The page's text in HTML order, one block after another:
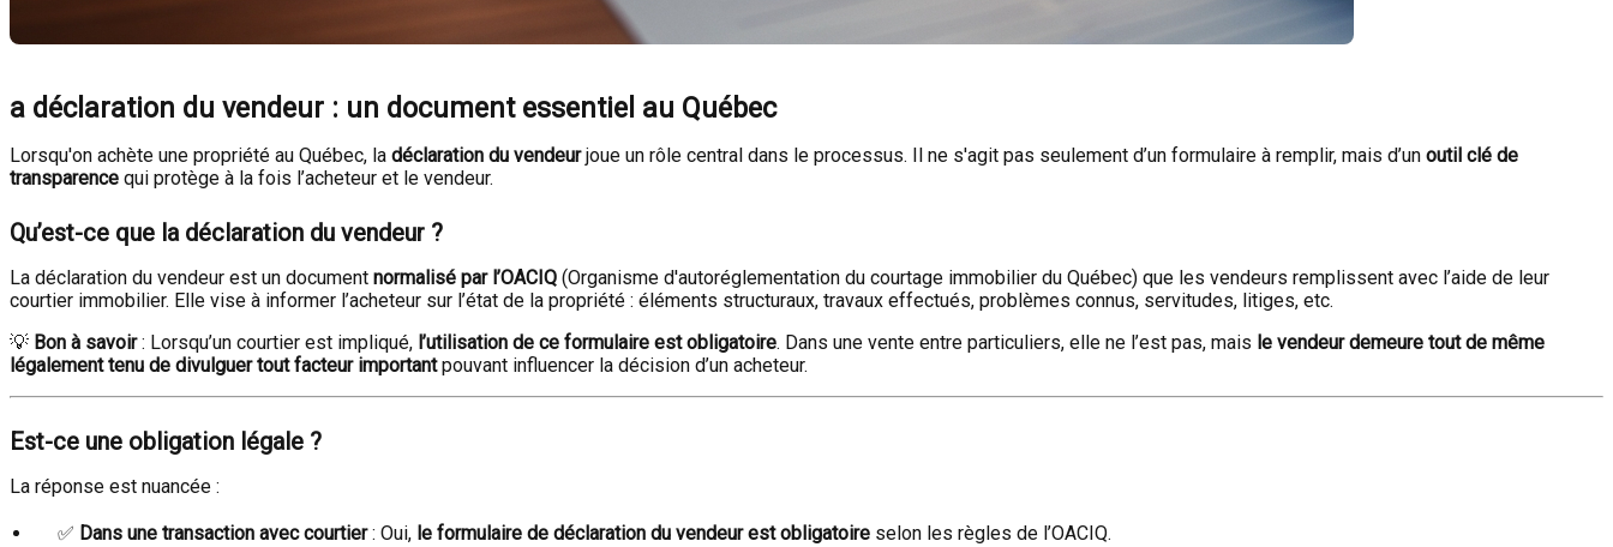
a déclaration du vendeur : un document essentiel au Québec
Lorsqu'on achète une propriété au Québec, la déclaration du vendeurjoue un rôle central dans le processus. Il ne s'agit pas seulement d’un formulaire à remplir, mais d’un outil clé de
transparence qui protège à la fois l’acheteur et le vendeur.
Qu’est-ce que la déclaration du vendeur ?
La déclaration du vendeur est un document normalisé par l’OACIQ (Organisme d'autoréglementation du courtage immobilier du Québec) que les vendeurs remplissent avec l’aide de leur
courtier immobilier. Elle vise à informer l’acheteur sur l’état de la propriété : éléments structuraux, travaux effectués, problèmes connus, servitudes, litiges, etc.
💡 Bon à savoir: Lorsqu’un courtier est impliqué, l’utilisation de ce formulaire est obligatoire. Dans une vente entre particuliers, elle ne l’est pas, mais le vendeur demeure tout de même
légalement tenu de divulguer tout facteur importantpouvant influencer la décision d’un acheteur.
Est-ce une obligation légale ?
La réponse est nuancée :
✅ Dans une transaction avec courtier: Oui, le formulaire de déclaration du vendeur est obligatoire selon les règles de l’OACIQ.